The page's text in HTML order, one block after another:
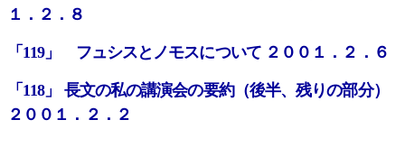
１．２．８
「119」 フュシスとノモスについて ２００１．２．６
「118」 長文の私の講演会の要約（後半、残りの部分）
２００１．２．２